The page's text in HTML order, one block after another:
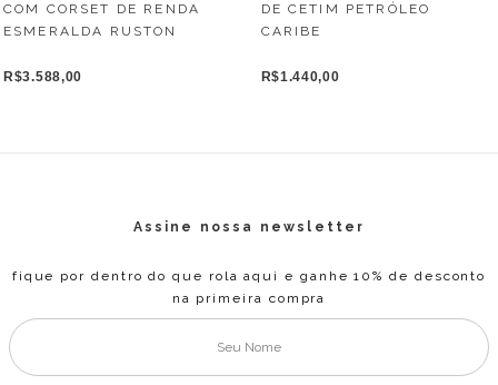
COM CORSET DE RENDA
ESMERALDA RUSTON
R$3.588,00
DE CETIM PETRÓLEO
CARIBE
R$1.440,00
Assine nossa newsletter
fique por dentro do que rola aqui e ganhe 10% de desconto
na primeira compra